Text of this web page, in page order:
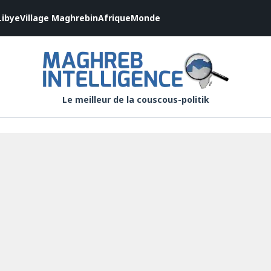
Village MaghrebinAfriqueMonde
Le meilleur de la couscous-politik